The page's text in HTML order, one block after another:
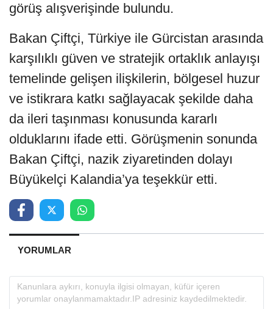
görüş alışverişinde bulundu.
Bakan Çiftçi, Türkiye ile Gürcistan arasında
karşılıklı güven ve stratejik ortaklık anlayışı
temelinde gelişen ilişkilerin, bölgesel huzur
ve istikrara katkı sağlayacak şekilde daha
da ileri taşınması konusunda kararlı
olduklarını ifade etti. Görüşmenin sonunda
Bakan Çiftçi, nazik ziyaretinden dolayı
Büyükelçi Kalandia’ya teşekkür etti.
YORUMLAR